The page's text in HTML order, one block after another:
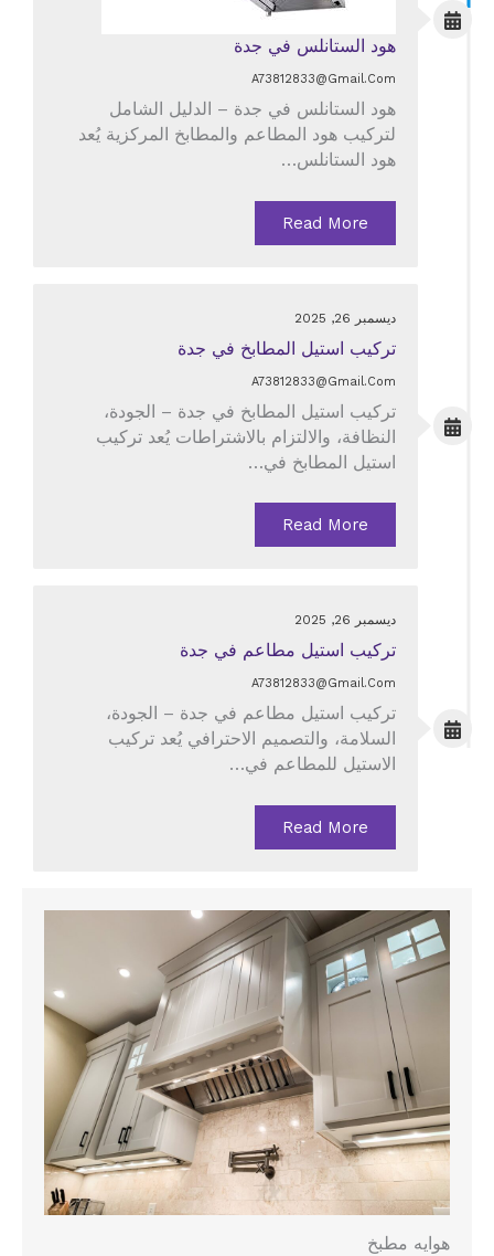
هود الستانلس في جدة
A73812833@gmail.com
هود الستانلس في جدة – الدليل الشامل
لتركيب هود المطاعم والمطابخ المركزية يُعد
هود الستانلس…
Read More
ديسمبر 26, 2025
تركيب استيل المطابخ في جدة
A73812833@gmail.com
تركيب استيل المطابخ في جدة – الجودة،
النظافة، والالتزام بالاشتراطات يُعد تركيب
استيل المطابخ في…
Read More
ديسمبر 26, 2025
تركيب استيل مطاعم في جدة
A73812833@gmail.com
تركيب استيل مطاعم في جدة – الجودة،
السلامة، والتصميم الاحترافي يُعد تركيب
الاستيل للمطاعم في…
Read More
هوايه مطبخ